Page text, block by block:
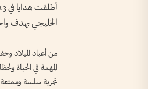
الخليجي بهدف
من أعياد الميلاد
المهمة في الحياة
تجربة سلسة